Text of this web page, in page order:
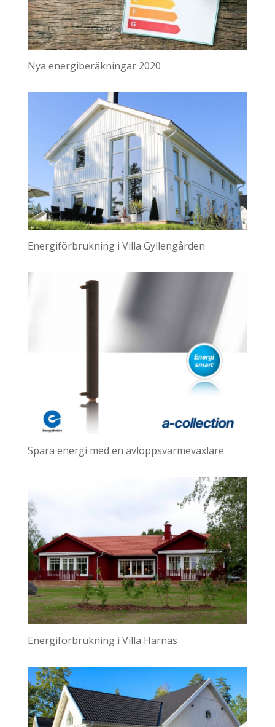
Nya energiberäkningar 2020
Energiförbrukning i Villa Gyllengården
Spara energi med en avloppsvärmeväxlare
Energiförbrukning i Villa Harnäs